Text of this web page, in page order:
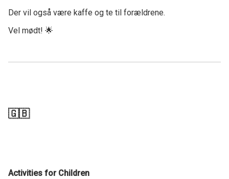
Der vil også være kaffe og te til forældrene.
Vel mødt! 🌟
🇬🇧
Activities for Children